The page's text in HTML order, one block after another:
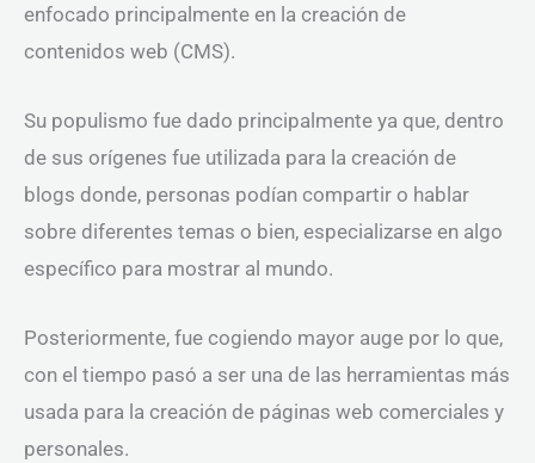
enfocado principalmente en la creación de
contenidos web (CMS).
Su populismo fue dado principalmente ya que, dentro
de sus orígenes fue utilizada para la creación de
blogs donde, personas podían compartir o hablar
sobre diferentes temas o bien, especializarse en algo
específico para mostrar al mundo.
Posteriormente, fue cogiendo mayor auge por lo que,
con el tiempo pasó a ser una de las herramientas más
usada para la creación de páginas web comerciales y
personales.